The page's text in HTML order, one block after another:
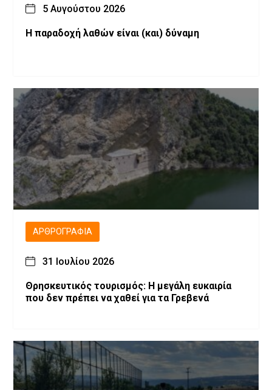
5 Αυγούστου 2026
H παραδοχή λαθών είναι (και) δύναμη
ΑΡΘΡΟΓΡΑΦΊΑ
31 Ιουλίου 2026
Θρησκευτικός τουρισμός: Η μεγάλη ευκαιρία
που δεν πρέπει να χαθεί για τα Γρεβενά